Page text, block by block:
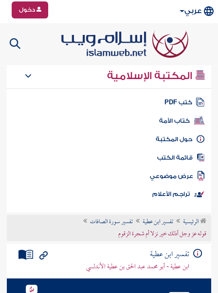
عربي دخول
المكتبة الإسلامية
كتب PDF
كتاب الأمة
المكتبة
الكتب
موضوعي
تراجم الأعلام
الرئيسية تفسير ابن عطية
تفسير سورة الصافات
قوله عز وجل أذلك خير نزلا أم شجرة الزقوم
تفسير ابن عطية
ابن عطية - أبو محمد عبد الحق بن عطية الأندلسي